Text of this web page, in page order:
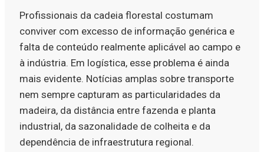
Profissionais da cadeia florestal costumam
conviver com excesso de informação genérica e
falta de conteúdo realmente aplicável ao campo e
à indústria. Em logística, esse problema é ainda
mais evidente. Notícias amplas sobre transporte
nem sempre capturam as particularidades da
madeira, da distância entre fazenda e planta
industrial, da sazonalidade de colheita e da
dependência de infraestrutura regional.